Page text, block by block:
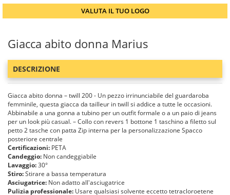
VALUTA IL TUO LOGO
Giacca abito donna Marius
DESCRIZIONE
Giacca abito donna – twill 200 - Un pezzo irrinunciabile del guardaroba
femminile, questa giacca da tailleur in twill si addice a tutte le occasioni.
Abbinabile a una gonna a tubino per un outfit formale o a un paio di jeans
per un look più casual. – Collo con revers 1 bottone 1 taschino a filetto sul
petto 2 tasche con patta Zip interna per la personalizzazione Spacco
posteriore centrale
Certificazioni: PETA
Candeggio: Non candeggiabile
Lavaggio:30°
Stiro:Stirare a bassa temperatura
Asciugatrice: Non adatto all'asciugatrice
Pulizia professionale: Usare qualsiasi solvente eccetto tetracloroetene